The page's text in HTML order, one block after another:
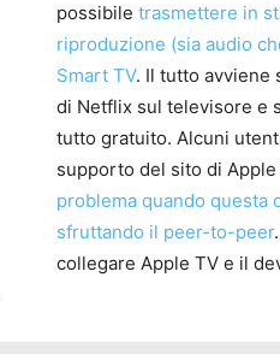
possibile trasmettere in
riproduzione (sia audio
Smart TV. Il tutto avviene
di Netflix sul televisore e
tutto gratuito. Alcuni
supporto del sito di Apple
problema quando questa
sfruttando il peer-to-peer
collegare Apple TV e il